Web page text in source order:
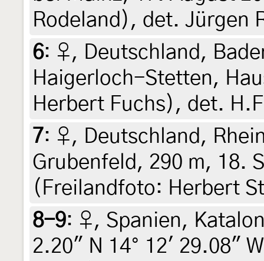
Rodeland), det. Jürgen
6: ♀, Deutschland,
Haigerloch-Stetten,
Herbert Fuchs), det.
7: ♀, Deutschland,
Grubenfeld, 290 m, 18.
(Freilandfoto: Herbert
8-9: ♀, Spanien,
2.20" N 14° 12' 29.08"